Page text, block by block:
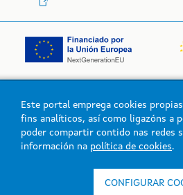
Logo da Xunta de Galicia
Este portal emprega cookies
fins analíticos, así como ligazóns a
poder compartir contido nas redes
información na política de cookies.
CONFIGURAR